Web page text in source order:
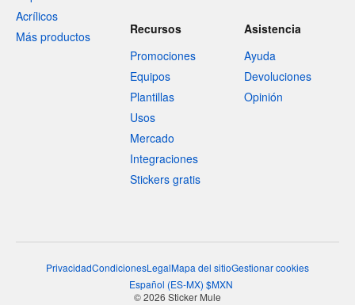
Acrílicos
Más productos
Recursos
Promociones
Equipos
Plantillas
Usos
Mercado
Integraciones
Stickers gratis
Asistencia
Ayuda
Devoluciones
Opinión
PrivacidadCondicionesLegalMapa del sitioGestionar cookies
Español (ES-MX) $MXN
© 2026 Sticker Mule